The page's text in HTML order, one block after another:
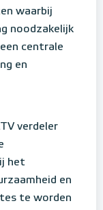
waarbij
noodzakelijk
centrale
en
verdeler
het
en
te worden